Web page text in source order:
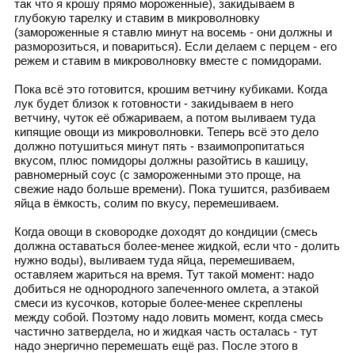
так что я крошу прямо мороженные), закидываем в
глубокую тарелку и ставим в микроволновку
(замороженные я ставлю минут на восемь - они должны и
разморозиться, и повариться). Если делаем с перцем - его
режем и ставим в микроволновку вместе с помидорами.
Пока всё это готовится, крошим ветчину кубиками. Когда
лук будет близок к готовности - закидываем в него
ветчину, чуток её обжариваем, а потом выливаем туда
кипящие овощи из микроволновки. Теперь всё это дело
должно потушиться минут пять - взаимопропитаться
вкусом, плюс помидоры должны разойтись в кашицу,
равномерный соус (с замороженными это проще, на
свежие надо больше времени). Пока тушится, разбиваем
яйца в ёмкость, солим по вкусу, перемешиваем.
Когда овощи в сковородке доходят до кондиции (смесь
должна оставаться более-менее жидкой, если что - долить
нужно воды), выливаем туда яйца, перемешиваем,
оставляем жариться на время. Тут такой момент: надо
добиться не однородного запеченного омлета, а этакой
смеси из кусочков, которые более-менее скреплены
между собой. Поэтому надо ловить момент, когда смесь
частично затвердела, но и жидкая часть осталась - тут
надо энергично перемешать ещё раз. После этого в